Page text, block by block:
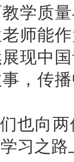
学质
师能
现中
，传
也向
习之